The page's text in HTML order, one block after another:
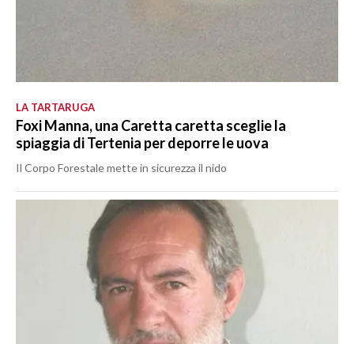
LA TARTARUGA
Foxi Manna, una Caretta caretta sceglie la
spiaggia di Tertenia per deporre le uova
Il Corpo Forestale mette in sicurezza il nido